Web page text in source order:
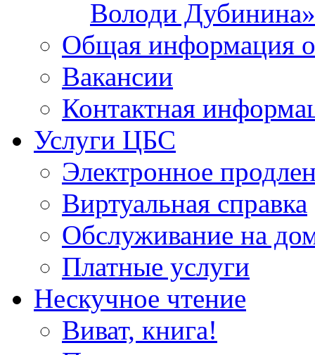
Володи Дубинина»
Общая информация
Вакансии
Контактная
Услуги ЦБС
Электронное
Виртуальная справка
Обслуживание на
Платные услуги
Нескучное чтение
Виват, книга!